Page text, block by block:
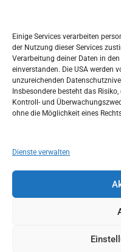
Einige Services verarbeiten
der Nutzung dieser Services
Verarbeitung deiner Daten in
einverstanden. Die USA werden
unzureichenden
Insbesondere besteht das
Kontroll- und
ohne die Möglichkeit eines
Dienste verwalten
M D M
5 6 7
19 20
26 27 28
« Juli
Copyright © 2026